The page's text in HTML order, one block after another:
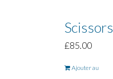
Scissors
£85.00
Ajouter au